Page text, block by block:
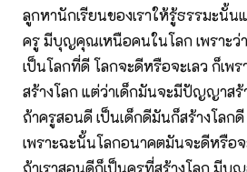
ลูกหานักเรียนของเราให้รู้ธรรมะนั้
ครู มีบุญคุณเหนือคนในโลก เพราะ
เป็นโลกที่ดี โลกจะดีหรือจะเลว ก็เพ
สร้างโลก แต่ว่าเด็กมันจะมีปัญญาส
ถ้าครูสอนดี เป็นเด็กดีมันก็สร้างโลก
เพราะฉะนั้นโลกอนาคตมันจะดีหรื
ถ้าเราสอนดีก็เป็นครูที่สร้างโลก มี